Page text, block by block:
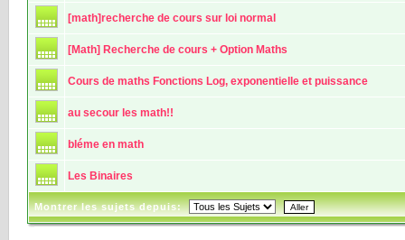
[math]recherche de cours sur loi normal
[Math] Recherche de cours + Option Maths
Cours de maths Fonctions Log, exponentielle et puissance
au secour les math!!
bléme en math
Les Binaires
Montrer les sujets depuis: